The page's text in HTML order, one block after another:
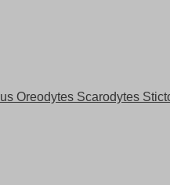
Oreodytes Scarodytes